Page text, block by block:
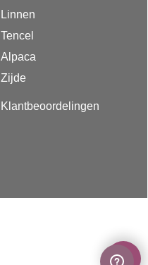
Linnen
Tencel
Alpaca
Zijde
Klantbeoordelingen